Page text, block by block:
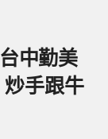
中勤美
炒手跟牛